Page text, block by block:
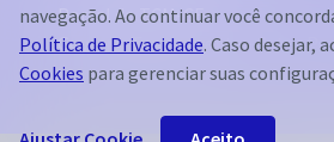
Portal do TCM-CE
Governo Transparente - Setor
navegação. Ao continuar você
Política de Privacidade. Caso desejar,
Cookies para gerenciar suas